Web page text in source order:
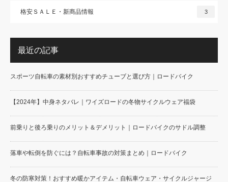
格安ＳＡＬＥ・新商品情報 3
最近の記事
スポーツ自転車の素材別おすすめチューブと選び方｜ロードバイク
【2024年】中身ネタバレ｜ワイズロードの冬物サイクルウェア福袋
前乗りと後ろ乗りのメリット＆デメリット｜ロードバイクのサドル調整
落車や転倒を防ぐには？自転車事故の対策まとめ｜ロードバイク
冬の防寒対策！おすすめ暖かアイテム・自転車ウェア・サイクルジャージ